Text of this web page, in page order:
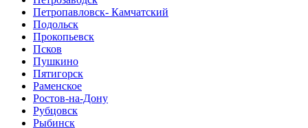
Петропавловск- Камчатский
Подольск
Прокопьевск
Псков
Пушкино
Пятигорск
Раменское
Ростов-на-Дону
Рубцовск
Рыбинск